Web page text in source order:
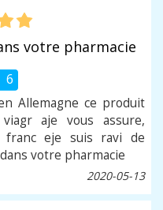
votre pharmacie
6
Allemagne ce produit
aje vous assure,
eje suis ravi de
votre pharmacie
2020-05-13